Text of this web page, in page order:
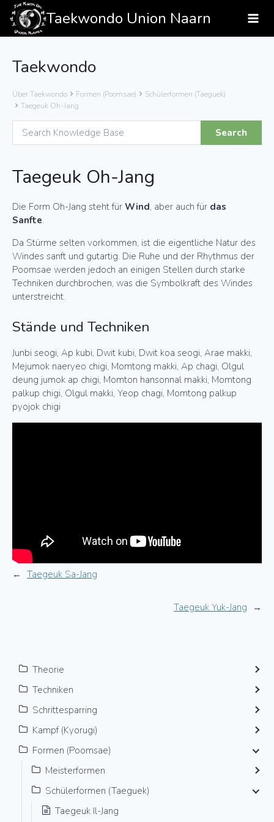
Zum
Inhalt
Taekwondo Union Naarn
Taekwondo
Über Taekwondo Formen (Poomsae)
Schülerformen (Taeguek)
Taegeuk Oh-Jang
Taegeuk Oh-Jang
Die Form Oh-Jang steht für Wind, aber auch für das
Sanfte.
Da Stürme selten vorkommen, ist die eigentliche Natur des
Windes sanft und gutartig. Die Ruhe und der Rhythmus der
Poomsae werden jedoch an einigen Stellen durch starke
Techniken durchbrochen, was die Symbolkraft des Windes
unterstreicht.
Stände und Techniken
Junbi seogi, Ap kubi, Dwit kubi, Dwit koa seogi, Arae makki,
Mejumok naeryeo chigi, Momtong makki, Ap chagi, Olgul
deung jumok ap chigi, Momton hansonnal makki, Momtong
palkup chigi, Olgul makki, Yeop chagi, Momtong palkup
pyojok chigi
← Taegeuk Sa-Jang
Taegeuk Yuk-Jang →
Theorie
Techniken
Schrittesparring
Kampf (Kyorugi)
Formen (Poomsae)
Meisterformen
Schülerformen (Taeguek)
Taegeuk Il-Jang